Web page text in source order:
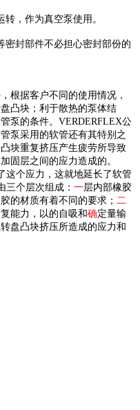
，作为真空泵使用。
密封部件不必担心密封部份的
根据客户不同的使用情况，
凸块；利于散热的泵体结
泵的条件。 VERDERFLEX公
泵采用的软管还有其特别之
块重复挤压产生疲劳所导致
固层之间的应力造成的。
这个应力，这就地延长了软管
三个层次组成： 一层内部橡胶
的材质有着不同的要求； 二
能力，以的自吸和确定量输
盘凸块挤压所造成的应力和